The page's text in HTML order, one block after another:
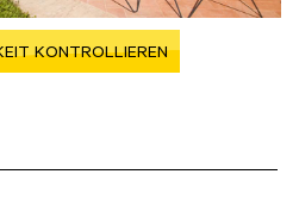
KONTROLLIEREN